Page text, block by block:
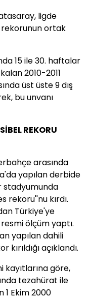
ligde
ortak
15 ile 30. haftalar
2010-2011
üst üste 9 dış
bu unvanı
REKORU
arasında
yapılan derbide
stadyumunda
rekoru''nu kırdı.
Türkiye'ye
ölçüm yaptı.
yapılan dahili
açıklandı.
kayıtlarına göre,
tezahürat ile
1 Ekim 2000